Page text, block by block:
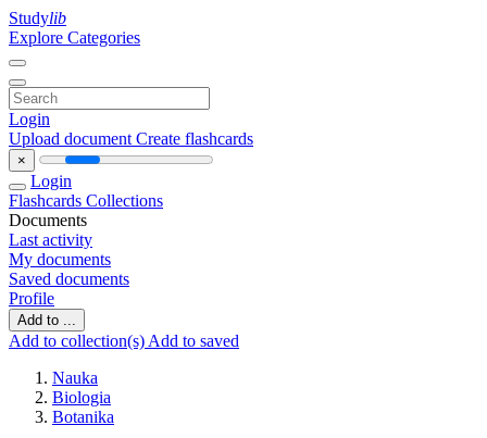
Studylib
Explore Categories
Login
Upload document Create flashcards
×
Login
Flashcards Collections
Documents
Last activity
My documents
Saved documents
Profile
Add to ...
Add to collection(s) Add to saved
Nauka
Biologia
Botanika